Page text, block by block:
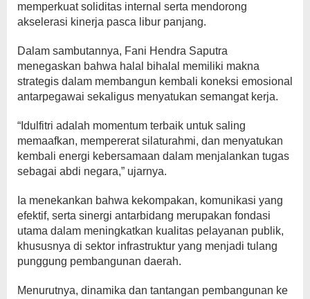
memperkuat soliditas internal serta mendorong
akselerasi kinerja pasca libur panjang.
Dalam sambutannya, Fani Hendra Saputra
menegaskan bahwa halal bihalal memiliki makna
strategis dalam membangun kembali koneksi emosional
antarpegawai sekaligus menyatukan semangat kerja.
“Idulfitri adalah momentum terbaik untuk saling
memaafkan, mempererat silaturahmi, dan menyatukan
kembali energi kebersamaan dalam menjalankan tugas
sebagai abdi negara,” ujarnya.
Ia menekankan bahwa kekompakan, komunikasi yang
efektif, serta sinergi antarbidang merupakan fondasi
utama dalam meningkatkan kualitas pelayanan publik,
khususnya di sektor infrastruktur yang menjadi tulang
punggung pembangunan daerah.
Menurutnya, dinamika dan tantangan pembangunan ke